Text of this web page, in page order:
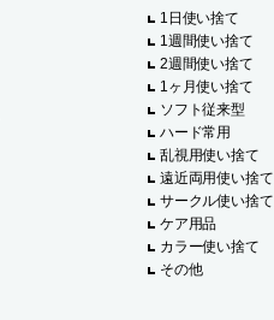
1日使い捨て
1週間使い捨て
2週間使い捨て
1ヶ月使い捨て
ソフト従来型
ハード常用
乱視用使い捨て
遠近両用使い捨て
サークル使い捨て
ケア用品
カラー使い捨て
その他